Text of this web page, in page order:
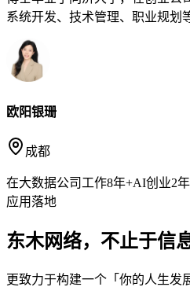
系统开发、技术管理、职业规划
欧阳银珊
成都
在大数据公司工作8年+AI创业2
应用落地
东木网络，不止于信
更致力于构建一个「你的人生发